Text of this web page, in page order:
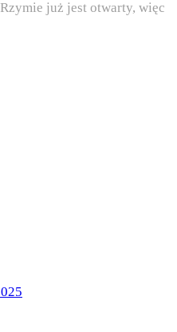
już jest otwarty, więc